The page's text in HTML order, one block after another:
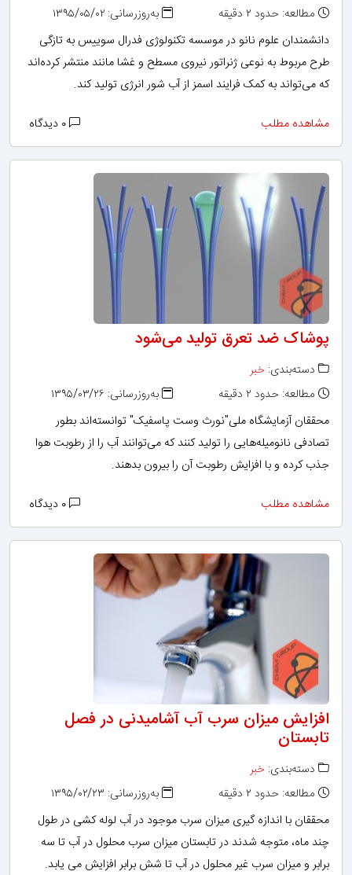
مطالعه: حدود ۲ دقیقه
به‌روزرسانی: ۱۳۹۵/۰۵/۰۲
دانشمندان علوم نانو در موسسه تکنولوژی فدرال سوییس به تازگی
طرح مربوط به نوعی ژنراتور نیروی مسطح و غشا مانند منتشر کرده‌اند
که می‌تواند به کمک فرایند اسمز از آب شور انرژی تولید کند.
مشاهده مطلب
پوشاک ضد تعرق تولید می‌شود
دسته‌بندی: خبر
مطالعه: حدود ۲ دقیقه
به‌روزرسانی: ۱۳۹۵/۰۳/۲۶
محققان آزمایشگاه ملی"نورث وست پاسفیک" توانسته‌اند بطور
تصادفی نانومیله‌هایی را تولید کنند که می‌توانند آب را از رطوبت هوا
جذب کرده و با افزایش رطوبت آن را بیرون بدهند.
مشاهده مطلب
افزایش میزان سرب آب آشامیدنی در فصل
تابستان
دسته‌بندی: خبر
مطالعه: حدود ۲ دقیقه
به‌روزرسانی: ۱۳۹۵/۰۲/۲۳
محققان با اندازه ‌‌گیری میزان سرب موجود در آب لوله ‌‌کشی در طول
چند ماه، متوجه شدند در تابستان میزان سرب محلول در آب تا سه
برابر و میزان سرب غیر محلول در آب تا شش برابر افزایش می ‌‌یابد.